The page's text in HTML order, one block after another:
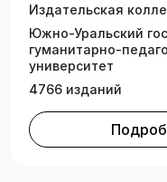
Издательская
Южно-Уральский
гуманитарно-
университет
4766 изданий